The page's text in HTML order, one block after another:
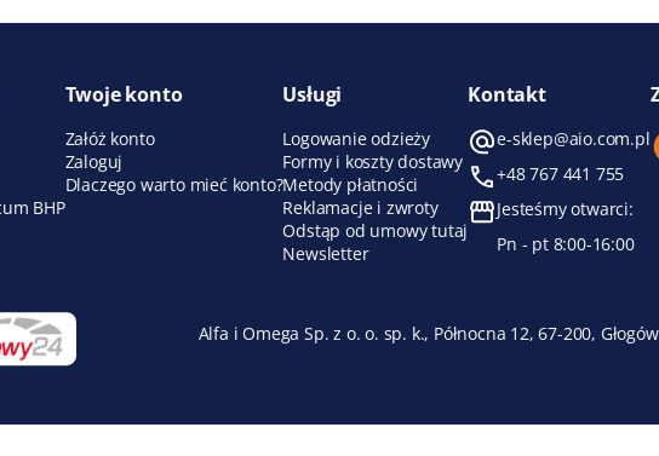
BHP
Twoje konto
Załóż konto
Zaloguj
Dlaczego warto mieć konto?
Usługi
Logowanie odzieży
Formy i koszty dostawy
Metody płatności
Reklamacje i zwroty
Odstąp od umowy tutaj
Newsletter
Kontakt
e-sklep@aio.com.pl
+48 767 441 755
Jesteśmy otwarci:
Pn - pt 8:00-16:00
Alfa i Omega Sp. z o. o. sp. k., Północna 12, 67-200,